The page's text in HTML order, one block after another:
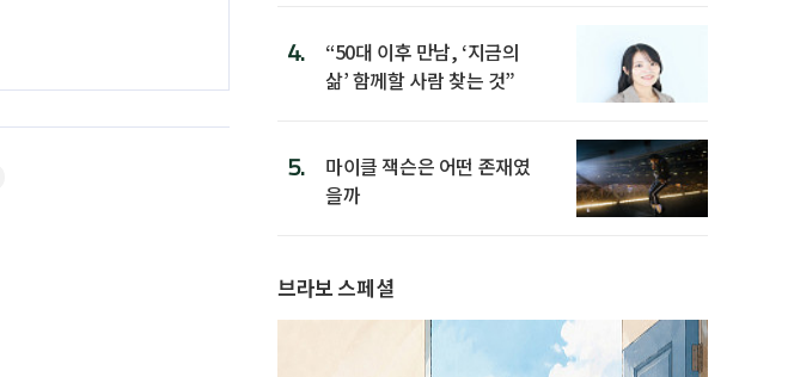
4.
“50대 이후 만남, ‘지금의
삶’ 함께할 사람 찾는 것”
5.
마이클 잭슨은 어떤 존재였
을까
브라보 스페셜